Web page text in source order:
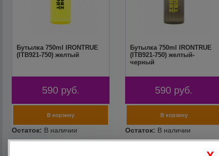
Бутылка 750ml IRONTRUE
(ITB921-750) желтый
590 руб.
Бутылка 750ml IRONTRUE
(ITB921-750) желтый-
черный
590 руб.